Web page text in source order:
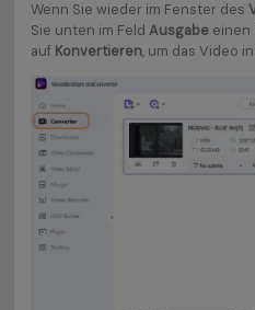
Wenn Sie wieder im Fenster des
Sie unten im Feld Ausgabeeinen
auf Konvertieren, um das Video